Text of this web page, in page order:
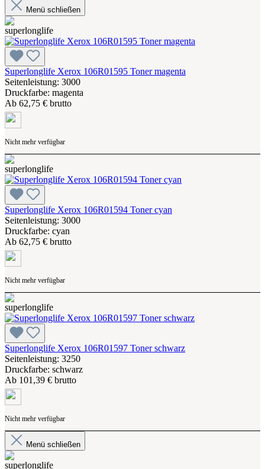
Menü schließen
Superlonglife Xerox 106R01595 Toner magenta
Seitenleistung: 3000
Druckfarbe: magenta
Ab 62,75 € brutto
Nicht mehr verfügbar
Superlonglife Xerox 106R01594 Toner cyan
Seitenleistung: 3000
Druckfarbe: cyan
Ab 62,75 € brutto
Nicht mehr verfügbar
Superlonglife Xerox 106R01597 Toner schwarz
Seitenleistung: 3250
Druckfarbe: schwarz
Ab 101,39 € brutto
Nicht mehr verfügbar
Menü schließen